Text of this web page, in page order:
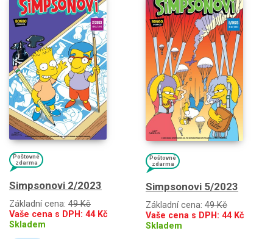
Poštovné
zdarma
Simpsonovi 2/2023
Základní cena: 49 Kč
Vaše cena s DPH: 44Kč
Skladem
Poštovné
zdarma
Simpsonovi 5/2023
Základní cena: 49 Kč
Vaše cena s DPH: 44Kč
Skladem